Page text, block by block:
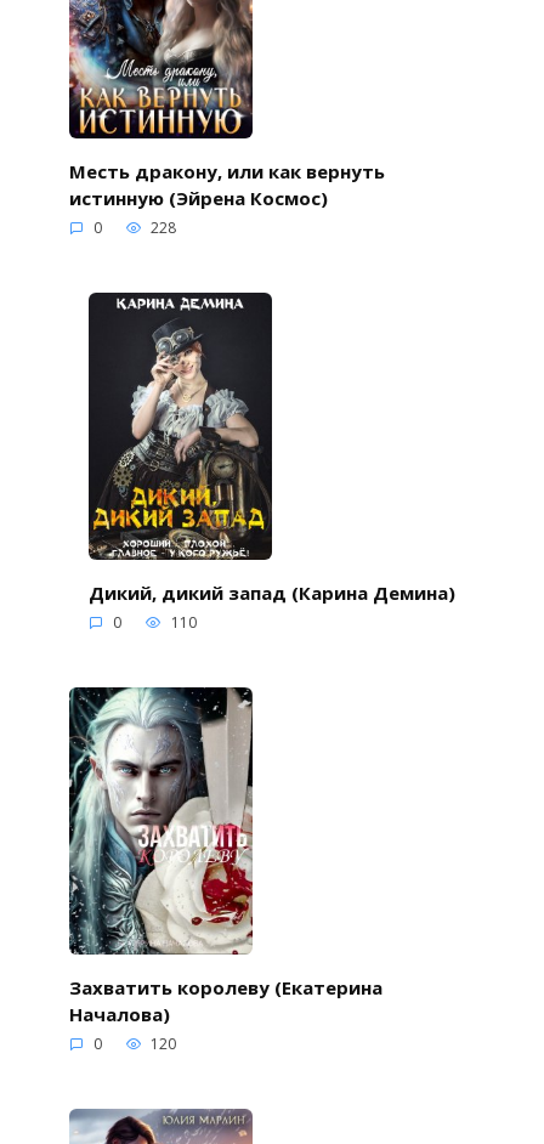
Месть дракону, или как вернуть
истинную (Эйрена Космос)
0 228
Дикий, дикий запад (Карина Демина)
0 110
Захватить королеву (Екатерина
Началова)
0 120